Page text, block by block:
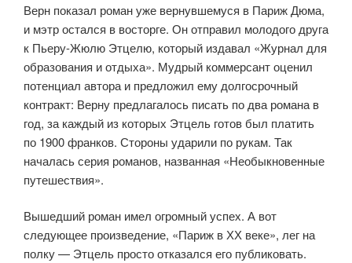
Верн показал роман уже вернувшемуся в Париж Дюма,
и мэтр остался в восторге. Он отправил молодого друга
к Пьеру-Жюлю Этцелю, который издавал «Журнал для
образования и отдыха». Мудрый коммерсант оценил
потенциал автора и предложил ему долгосрочный
контракт: Верну предлагалось писать по два романа в
год, за каждый из которых Этцель готов был платить
по 1900 франков. Стороны ударили по рукам. Так
началась серия романов, названная «Необыкновенные
путешествия».
Вышедший роман имел огромный успех. А вот
следующее произведение, «Париж в ХХ веке», лег на
полку — Этцель просто отказался его публиковать.